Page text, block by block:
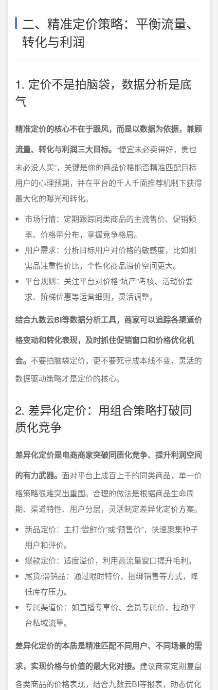
二、精准定价策略：平衡流量、
转化与利润
1. 定价不是拍脑袋，数据分析是底
气
精准定价的核心不在于跟风，而是以数据为依据，兼顾
流量、转化与利润三大目标。 “便宜未必卖得好，贵也
未必没人买”，关键是你的商品价格能否精准匹配目标
用户的心理预期，并在平台的千人千面推荐机制下获得
最大化的曝光和转化。
市场行情：定期跟踪同类商品的主流售价、促销频
率、价格带分布，掌握竞争格局。
用户需求：分析目标用户对价格的敏感度，比如刚
需品注重性价比，个性化商品溢价空间更大。
平台规则：关注平台对价格“坑产”考核、活动价要
求、阶梯优惠等运营细则，灵活调整。
结合九数云BI等数据分析工具，商家可以追踪各渠道价
格变动和转化表现，及时抓住促销窗口和价格优化机
会。 不要拍脑袋定价，更不要死守成本线不变，灵活的
数据驱动策略才是定价的核心。
2. 差异化定价：用组合策略打破同
质化竞争
差异化定价是电商商家突破同质化竞争、提升利润空间
的有力武器。 面对平台上成百上千的同类商品，单一价
格策略很难突出重围。合理的做法是根据商品生命周
期、渠道特性、用户分层，灵活制定差异化定价方案。
新品定价：主打“尝鲜价”或“预售价”，快速聚集种子
用户和评价。
爆款定价：适度溢价，利用高流量窗口提升毛利。
尾货/滞销品：通过限时特价、捆绑销售等方式，降
低库存压力。
专属渠道价：如直播专享价、会员专属价，拉动平
台私域流量。
差异化定价的本质是精准匹配不同用户、不同场景的需
求，实现价格与价值的最大化对接。 建议商家定期复盘
各类商品的价格表现，结合九数云BI等报表，动态优化